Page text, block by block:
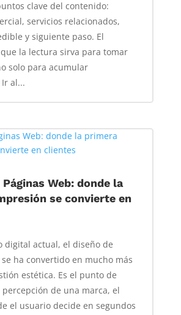
clave del contenido:
servicios relacionados,
y siguiente paso. El
la lectura sirva para tomar
solo para acumular
al...
Web: donde la
se convierte en
digital actual, el diseño de
ha convertido en mucho más
estética. Es el punto de
de una marca, el
el usuario decide en segundos